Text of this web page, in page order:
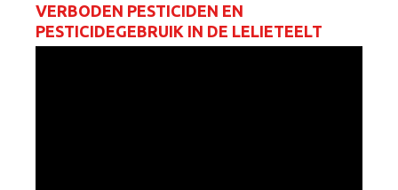
VERBODEN PESTICIDEN EN
PESTICIDEGEBRUIK IN DE LELIETEELT